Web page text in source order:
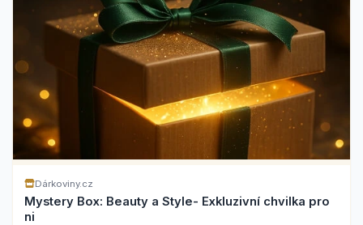
Dárkoviny.cz
Mystery Box: Beauty a Style- Exkluzivní chvilka pro
ni